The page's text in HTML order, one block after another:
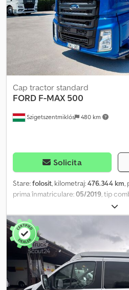
Szigetszentmiklós 480 km
Cap tractor standard
FORD F-MAX 500
Solicita
Stare:folosit, kilometraj:476.344 km,
prima înmatriculare:05/2019, tip
clasă de emisii:Euro 6, An de
condiționat
, ABS, ASR, rezervor
frigider, asistență la menținerea
urgență Cjdpfxszq Nb No Agyjrf